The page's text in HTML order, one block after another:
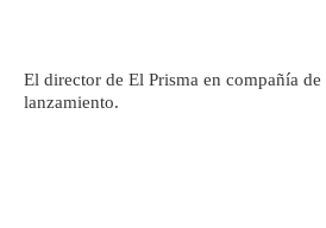
El director de El Prisma en compañía de
lanzamiento.